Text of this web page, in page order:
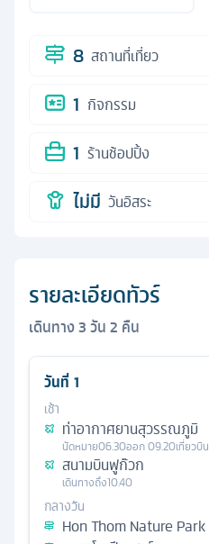
8 สถานที่เที่ยว
1 กิจกรรม
1 ร้านช้อปปิ้ง
ไม่มี วันอิสระ
รายละเอียดทัวร์
เดินทาง3วัน2 คืน
วันที่ 1
เช้า
ท่าอากาศยานสุวรรณภูมิ
นัดหมาย06.30ออก09.20เที่ยวบิน
สนามบินฟูก๊วก
เดินทางถึง10.40
กลางวัน
Hon Thom Nature Park